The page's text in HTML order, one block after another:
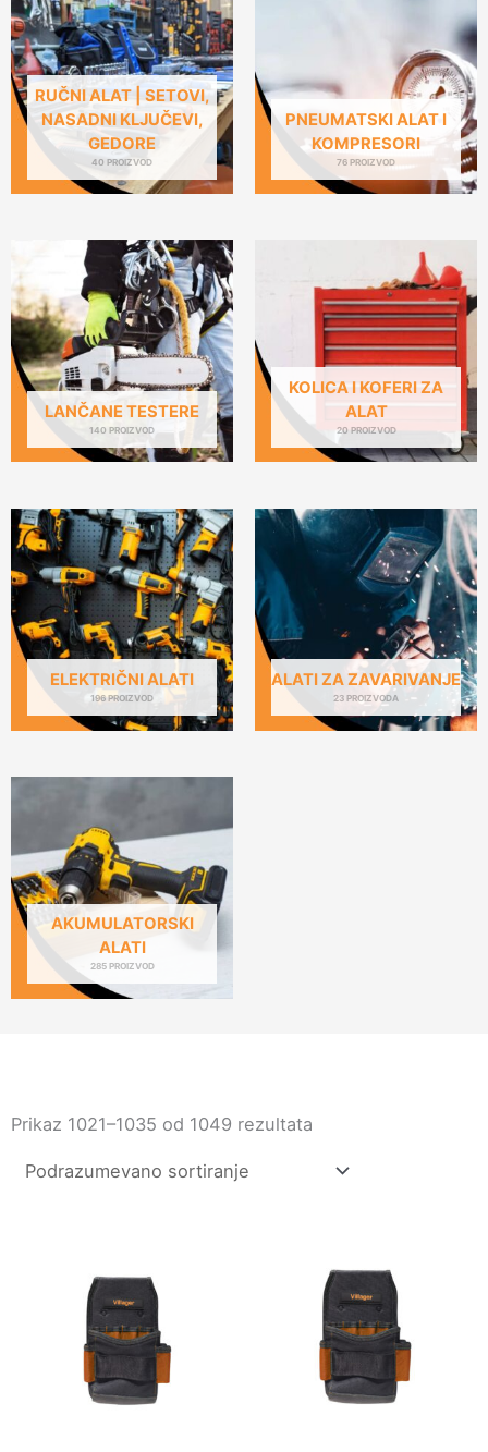
RUČNI ALAT | SETOVI,
NASADNI KLJUČEVI,
GEDORE
40 PROIZVOD
PNEUMATSKI ALAT I
KOMPRESORI
76 PROIZVOD
LANČANE TESTERE
140 PROIZVOD
KOLICA I KOFERI ZA
ALAT
20 PROIZVOD
ELEKTRIČNI ALATI
196 PROIZVOD
ALATI ZA ZAVARIVANJE
23 PROIZVODA
AKUMULATORSKI
ALATI
285 PROIZVOD
Prikaz 1021–1035 od 1049 rezultata